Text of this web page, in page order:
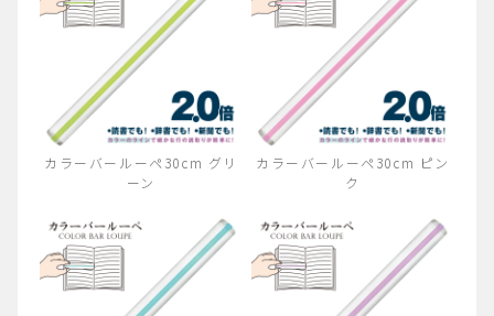
カラーバールーペ30cm グリ
ーン
カラーバールーペ30cm ピン
ク